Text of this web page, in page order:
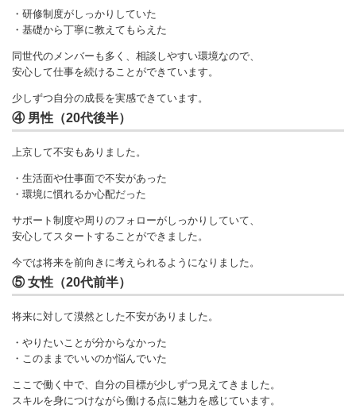
・研修制度がしっかりしていた
・基礎から丁寧に教えてもらえた
同世代のメンバーも多く、相談しやすい環境なので、
安心して仕事を続けることができています。
少しずつ自分の成長を実感できています。
④ 男性（20代後半）
上京して不安もありました。
・生活面や仕事面で不安があった
・環境に慣れるか心配だった
サポート制度や周りのフォローがしっかりしていて、
安心してスタートすることができました。
今では将来を前向きに考えられるようになりました。
⑤ 女性（20代前半）
将来に対して漠然とした不安がありました。
・やりたいことが分からなかった
・このままでいいのか悩んでいた
ここで働く中で、自分の目標が少しずつ見えてきました。
スキルを身につけながら働ける点に魅力を感じています。